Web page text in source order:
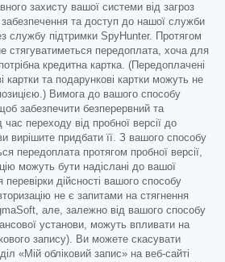
захисту вашої системи від загроз
забезпечення та доступ до нашої служби
службу підтримки SpyHunter. Протягом
стягуватиметься передоплата, хоча для
кредитна картка. (Передоплачені
картки та подарункові картки можуть не
Вимога до вашого способу
забезпечити безперервний та
час переходу від пробної версії до
вирішите придбати її. З вашого способу
передоплата протягом пробної версії,
можуть бути надіслані до вашої
дійсності вашого способу
не є запитами на стягнення
але, залежно від вашого способу
установи, можуть впливати на
запису). Ви можете скасувати
«Мій обліковий запис» на веб-сайті